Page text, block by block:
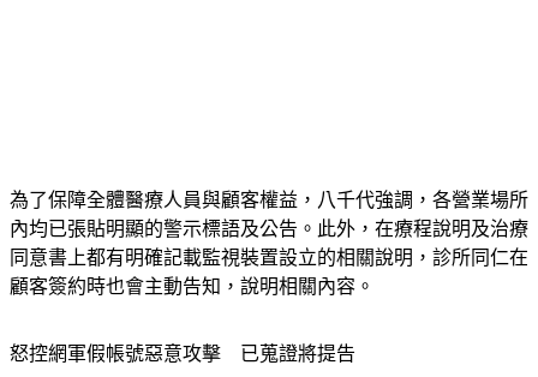
內均已張貼明顯的警示標語及公告。此外，在療程說明及治療
同意書上都有明確記載監視裝置設立的相關說明，診所同仁在
顧客簽約時也會主動告知，說明相關內容。